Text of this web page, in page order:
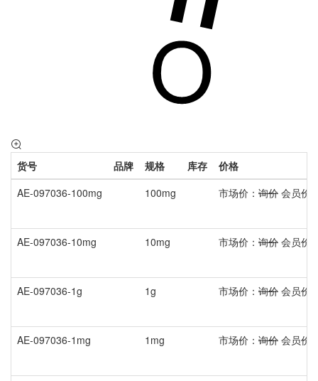
货号 品牌 规格 库存
价格
AE-097036-100mg
100mg 市场价： 询价 会员价
AE-097036-10mg 10mg 市场价： 询价 会员价
AE-097036-1g 1g 市场价： 询价 会员价
AE-097036-1mg 1mg 市场价： 询价 会员价